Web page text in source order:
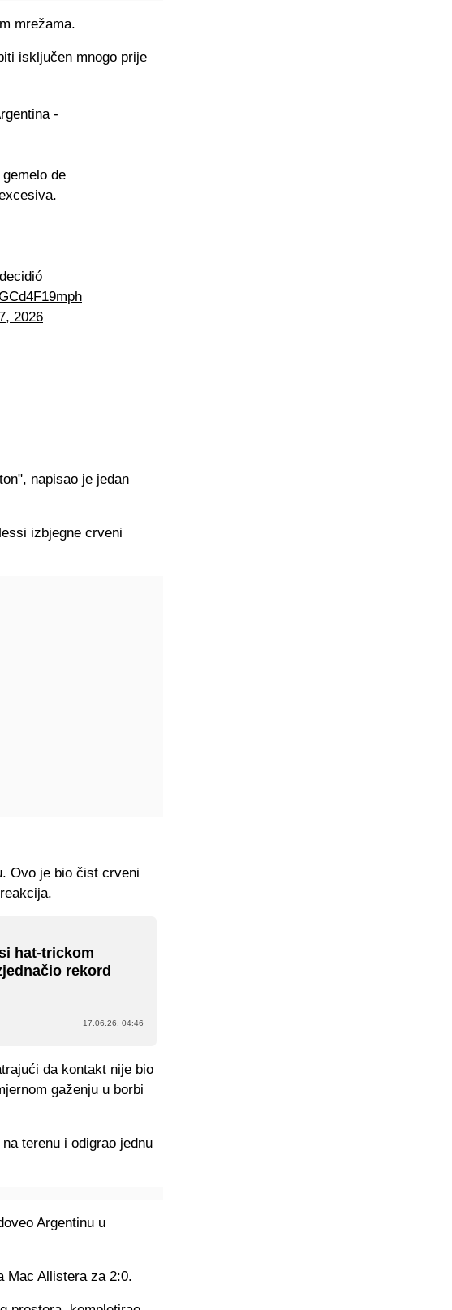
mrežama.
isključen mnogo prije
-
de
2026
napisao je jedan
izbjegne crveni
Ovo je bio čist crveni
hat-trickom
rekord
17.06.26. 04:46
da kontakt nije bio
gaženju u borbi
terenu i odigrao jednu
Argentinu u
Mac Allistera za 2:0.